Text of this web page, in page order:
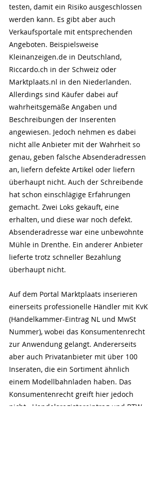
testen, damit ein Risiko ausgeschlossen
werden kann. Es gibt aber auch
Verkaufsportale mit entsprechenden
Angeboten. Beispielsweise
Kleinanzeigen.de in Deutschland,
Riccardo.ch in der Schweiz oder
Marktplaats.nl in den Niederlanden.
Allerdings sind Käufer dabei auf
wahrheitsgemäße Angaben und
Beschreibungen der Inserenten
angewiesen. Jedoch nehmen es dabei
nicht alle Anbieter mit der Wahrheit so
genau, geben falsche Absenderadressen
an, liefern defekte Artikel oder liefern
überhaupt nicht. Auch der Schreibende
hat schon einschlägige Erfahrungen
gemacht. Zwei Loks gekauft, eine
erhalten, und diese war noch defekt.
Absenderadresse war eine unbewohnte
Mühle in Drenthe. Ein anderer Anbieter
lieferte trotz schneller Bezahlung
überhaupt nicht.
Auf dem Portal Marktplaats inserieren
einerseits professionelle Händler mit KvK
(Handelkammer-Eintrag NL und MwSt
Nummer), wobei das Konsumentenrecht
zur Anwendung gelangt. Andererseits
aber auch Privatanbieter mit über 100
Inseraten, die ein Sortiment ähnlich
einem Modellbahnladen haben. Das
Konsumentenrecht greift hier jedoch
nicht.  Handelsregistereintrag und BTW